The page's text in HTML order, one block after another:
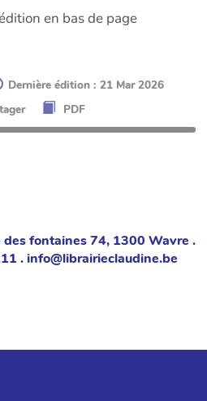
en bas de page
Dernière édition : 21 Mar 2026
PDF
des fontaines 74, 1300 Wavre .
. info@librairieclaudine.be